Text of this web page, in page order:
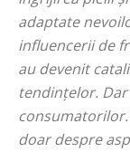
adaptate
influencerii de
au devenit
tendințelor.
doar despre